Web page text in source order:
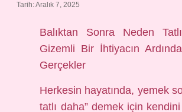
Tarih: Aralık 7, 2025
Balıktan Sonra Neden
Gizemli Bir İhtiyacın
Gerçekler
Herkesin hayatında, yemek
tatlı daha” demek için kendini